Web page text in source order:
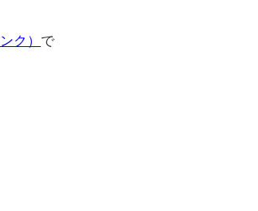
ク） で